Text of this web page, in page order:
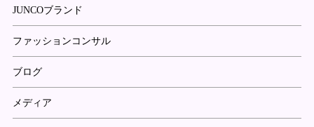
JUNCOブランド
ファッションコンサル
ブログ
メディア